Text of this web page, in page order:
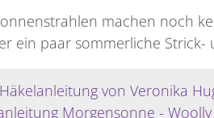
machen noch
ein paar sommerliche